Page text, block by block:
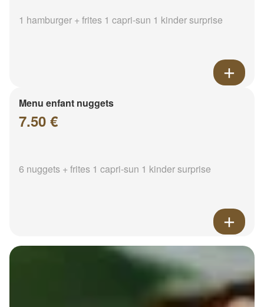
1 hamburger + frites 1 capri-sun 1 kinder surprise
Menu enfant nuggets
7.50 €
6 nuggets + frites 1 capri-sun 1 kinder surprise